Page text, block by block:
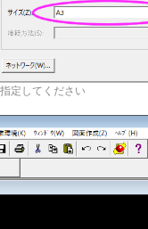
定してください